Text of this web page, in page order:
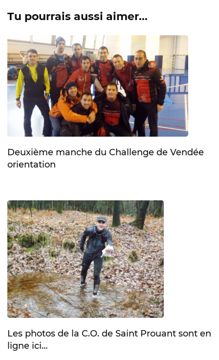
Tu pourrais aussi aimer...
Deuxième manche du Challenge de Vendée
orientation
Les photos de la C.O. de Saint Prouant sont en
ligne ici…